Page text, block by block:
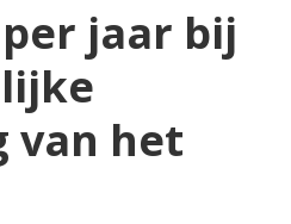
jaar bij
van het